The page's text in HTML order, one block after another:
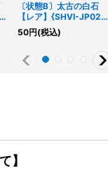
〔状態B〕太古の白石
【レア】{SHVI-JP022}
《モンスター》
50円(税込)
】